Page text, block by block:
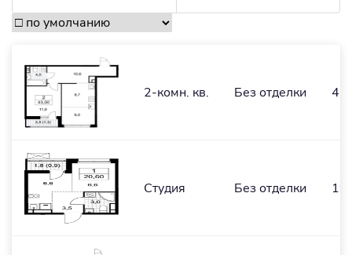
2-комн. кв. Без отделки
Студия Без отделки